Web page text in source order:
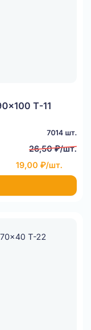
Т-11
7014 шт.
26,50 ₽/шт.
19,00 ₽/шт.